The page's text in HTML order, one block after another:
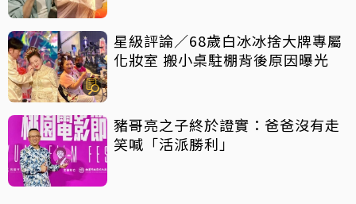
星級評論／68歲白冰冰捨大牌專屬
化妝室 搬小桌駐棚背後原因曝光
豬哥亮之子終於證實：爸爸沒有走
笑喊「活派勝利」